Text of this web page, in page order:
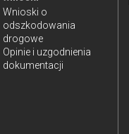
Wnioski o
odszkodowania
drogowe
Opinie i uzgodnienia
dokumentacji